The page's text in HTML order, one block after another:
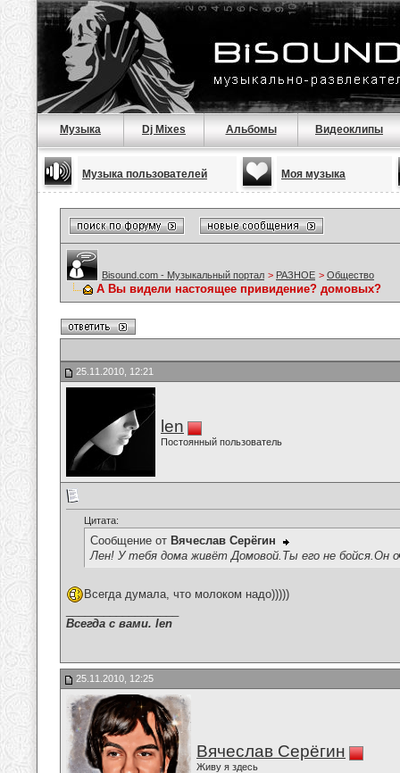
Музыка Dj Mixes Альбомы Видеоклипы
Музыка пользователей Моя музыка
Bisound.com - Музыкальный портал > РАЗНОЕ > Общество
А Вы видели настоящее привидение? домовых?
25.11.2010, 12:21
len
Постоянный пользователь
Цитата:
Сообщение от Вячеслав Серёгин
Лен! У тебя дома живёт Домовой.Ты его не бойся.Он
Всегда думала, что молоком надо)))))
Всегда с вами. len
25.11.2010, 12:25
Вячеслав Серёгин
Живу я здесь